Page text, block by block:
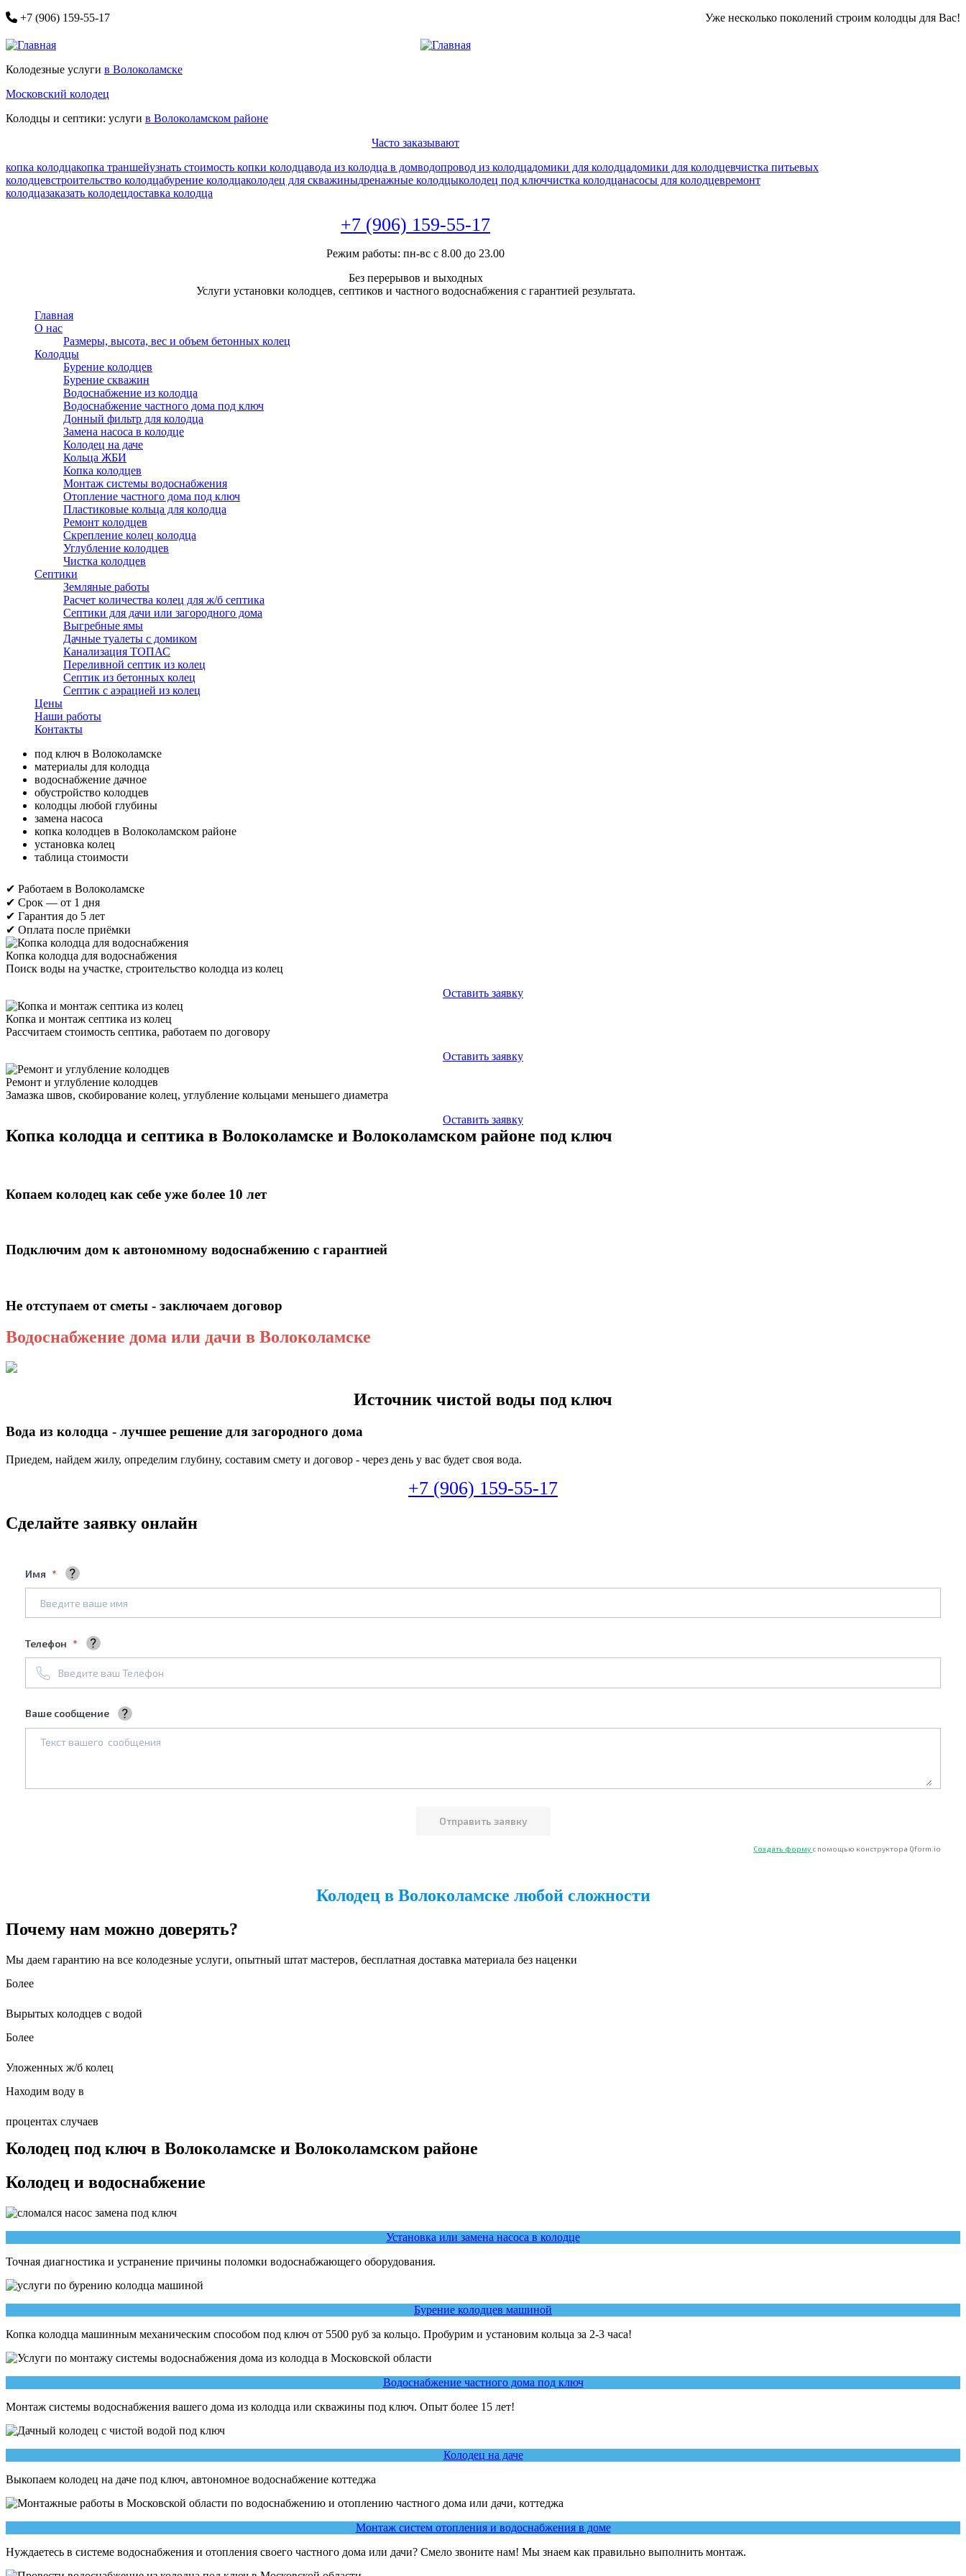
Перейти
основному
+7 (906) 159-55-17 Уже несколько поколений строим колодцы для Вас!
Колодезные услуги в Волоколамске
Московский колодец
Колодцы и септики: услуги в Волоколамском районе
Часто заказывают
копка колодцакопка траншейузнать стоимость копки колодцавода из колодца в домводопровод из колодцадомики для колодцадомики для колодцевчистка питьевых
колодцевстроительство колодцабурение колодцаколодец для скважиныдренажные колодцыколодец под ключчистка колодцанасосы для колодцевремонт
колодцазаказать колодецдоставка колодца
+7 (906) 159-55-17
Режим работы: пн-вс с 8.00 до 23.00
Без перерывов и выходных
Услуги установки колодцев, септиков и частного водоснабжения с гарантией результата.
Главная
О нас
Размеры, высота, вес и объем бетонных колец
Колодцы
Бурение колодцев
Бурение скважин
Водоснабжение из колодца
Водоснабжение частного дома под ключ
Донный фильтр для колодца
Замена насоса в колодце
Колодец на даче
Кольца ЖБИ
Копка колодцев
Монтаж системы водоснабжения
Отопление частного дома под ключ
Пластиковые кольца для колодца
Ремонт колодцев
Скрепление колец колодца
Углубление колодцев
Чистка колодцев
Септики
Земляные работы
Расчет количества колец для ж/б септика
Септики для дачи или загородного дома
Выгребные ямы
Дачные туалеты с домиком
Канализация ТОПАС
Переливной септик из колец
Септик из бетонных колец
Септик с аэрацией из колец
Цены
Наши работы
Контакты
под ключ в Волоколамске
материалы для колодца
водоснабжение дачное
обустройство колодцев
колодцы любой глубины
замена насоса
копка колодцев в Волоколамском районе
установка колец
таблица стоимости
✔ Работаем в Волоколамске
✔ Срок — от 1 дня
✔ Гарантия до 5 лет
✔ Оплата после приёмки
Копка колодца для водоснабжения
Поиск воды на участке, строительство колодца из колец
Оставить заявку
Копка и монтаж септика из колец
Рассчитаем стоимость септика, работаем по договору
Оставить заявку
Ремонт и углубление колодцев
Замазка швов, скобирование колец, углубление кольцами меньшего диаметра
Оставить заявку
Копка колодца и септика в Волоколамске и Волоколамском районе под ключ
Копаем колодец как себе уже более 10 лет
Подключим дом к автономному водоснабжению с гарантией
Не отступаем от сметы - заключаем договор
Водоснабжение дома или дачи в Волоколамске
Источник чистой воды под ключ
Вода из колодца - лучшее решение для загородного дома
Приедем, найдем жилу, определим глубину, составим смету и договор - через день у вас будет своя вода.
+7 (906) 159-55-17
Сделайте заявку онлайн
Имя
Телефон
+7961****688
Ваше сообщение
Создать форму с помощью конструктора Qform.io
Колодец в Волоколамске любой сложности
Почему нам можно доверять?
Мы даем гарантию на все колодезные услуги, опытный штат маcтеров, бесплатная доставка материала без наценки
Более
Вырытых колодцев с водой
Более
Уложенных ж/б колец
Находим воду в
процентах случаев
Колодец под ключ в Волоколамске и Волоколамском районе
Колодец и водоснабжение
Установка или замена насоса в колодце
Точная диагностика и устранение причины поломки водоснабжающего оборудования.
Бурение колодцев машиной
Копка колодца машинным механическим способом под ключ от 5500 руб за кольцо. Пробурим и установим кольца за 2-3 часа!
Водоснабжение частного дома под ключ
Монтаж системы водоснабжения вашего дома из колодца или скважины под ключ. Опыт более 15 лет!
Колодец на даче
Выкопаем колодец на даче под ключ, автономное водоснабжение коттеджа
Монтаж систем отопления и водоснабжения в доме
Нуждаетесь в системе водоснабжения и отопления своего частного дома или дачи? Смело звоните нам! Мы знаем как правильно выполнить монтаж.